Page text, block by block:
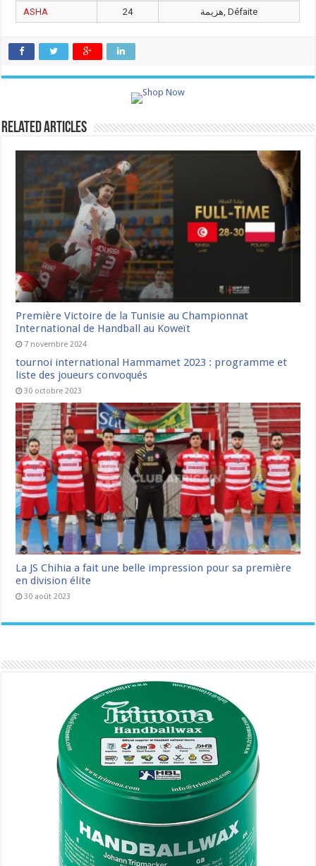
ASHA
24 هزيمة, Défaite
Related Articles
Première Victoire de la Tunisie au Championnat
International de Handball au Koweït
7 novembre 2024
tournoi international Hammamet 2023 : programme et
liste des joueurs convoqués
30 octobre 2023
La JS Chihia a fait une belle impression pour sa première
en division élite
30 août 2023